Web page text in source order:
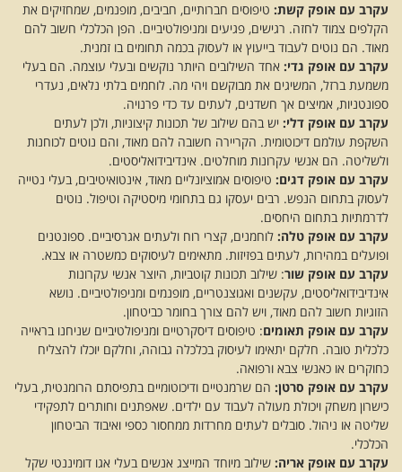
עקרב עם אופק קשת: טיפוסים חברותיים, חביבים, מופנמים, שמחזיקים את
הקלפים צמוד לחזה. רגישים, פגיעים ומניפולטיביים. הפן הכלכלי חשוב להם
מאוד. הם נוטים לעבוד בייעוץ או לעסוק בכמה תחומים בו זמנית.
עקרב עם אופק גדי: אחד השילובים היותר נוקשים ובעלי עוצמה. הם בעלי
משמעת ברזל, המשיגים את מבוקשם ויהי מה. לוחמים בלתי נלאים, נעדרי
ספונטניות, אמיצים אך חשדנים, לעתים עד כדי פרנויה.
עקרב עם אופק דלי: יש בהם שילוב של תכונות קיצוניות, ולכן לעתים
השקפת עולמם דיכוטומית. הקריירה חשובה להם מאוד, והם נוטים לכוחנות
ולשליטה. הם אנשי עקרונות מוחלטים. אינדיבידואליסטים.
עקרב עם אופק דגים: טיפוסים אמוציונליים מאוד, אינטואיטיבים, בעלי נטייה
לעסוק בתחום הנפש. רבים יעסקו גם בתחומי מיסטיקה וטיפול. נוטים
לדרמתיות בתחום היחסים.
עקרב עם אופק טלה: לוחמנים, קצרי רוח ולעתים אגרסיביים. ספונטנים
ופועלים במהירות, לעתים בפזיזות. מתאימים לעיסוקים כמשטרה או צבא.
עקרב עם אופק שור: שילוב תכונות קוטביות, היוצר אנשי עקרונות
אינדיבידואליסטים, עקשנים ואגוצנטריים, מופנמים ומניפולטיביים. נושא
הזוגיות חשוב להם מאוד, ויש להם צורך בחומר כביטחון.
עקרב עם אופק תאומים: טיפוסים דיסקרטיים ומניפולטיביים שניחנו בראייה
כלכלית טובה. חלקם יתאימו לעיסוק בכלכלה גבוהה, וחלקם יוכלו להצליח
כחוקרים או כאנשי צבא ורפואה.
עקרב עם אופק סרטן: הם שרמנטיים ודיכוטומיים בתפיסתם הרומנטית, בעלי
כישרון משחק ויכולת מעולה לעבוד עם ילדים. שאפתנים וחותרים לתפקידי
שליטה או ניהול. סובלים לעתים מחרדות ממחסור כספי ואיבוד הביטחון
הכלכלי.
עקרב עם אופק אריה: שילוב מיוחד המייצג אנשים בעלי אגו דומיננטי שקל